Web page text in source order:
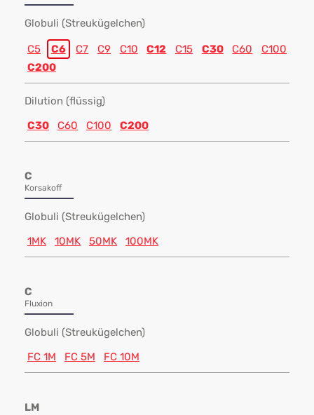
Globuli (Streukügelchen)
C5 C6 C7 C9 C10 C12 C15 C30 C60
C100
C200
Dilution (flüssig)
C30
C60 C100 C200
C
Korsakoff
Globuli (Streukügelchen)
1MK
10MK 50MK 100MK
C
Fluxion
Globuli (Streukügelchen)
FC 1M
FC 5M FC 10M
LM